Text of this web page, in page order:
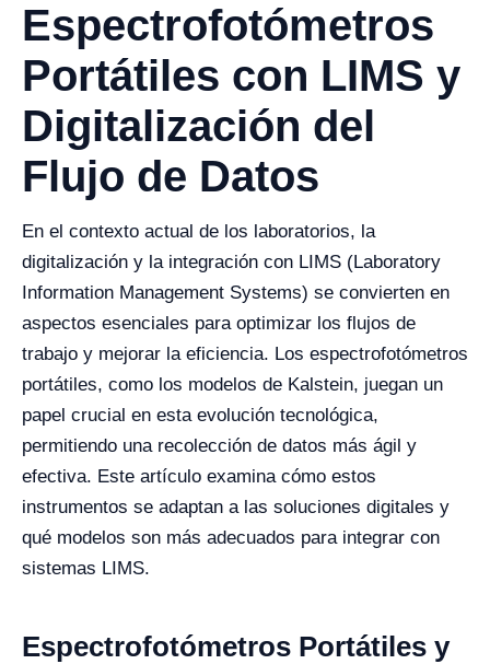
Espectrofotómetros
Portátiles con LIMS y
Digitalización del
Flujo de Datos
En el contexto actual de los laboratorios, la
digitalización y la integración con LIMS (Laboratory
Information Management Systems) se convierten en
aspectos esenciales para optimizar los flujos de
trabajo y mejorar la eficiencia. Los espectrofotómetros
portátiles, como los modelos de Kalstein, juegan un
papel crucial en esta evolución tecnológica,
permitiendo una recolección de datos más ágil y
efectiva. Este artículo examina cómo estos
instrumentos se adaptan a las soluciones digitales y
qué modelos son más adecuados para integrar con
sistemas LIMS.
Espectrofotómetros Portátiles y